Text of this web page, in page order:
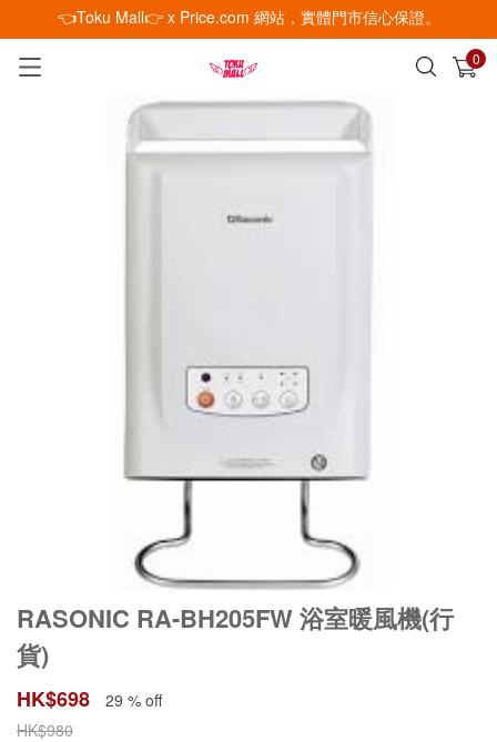
👈Toku Mall👉 x Price.com 網站，實體門市信心保證。
0
已加入購物車 查看
RASONIC RA-BH205FW 浴室暖風機(行
貨)
HK$698
29 % off
HK$980